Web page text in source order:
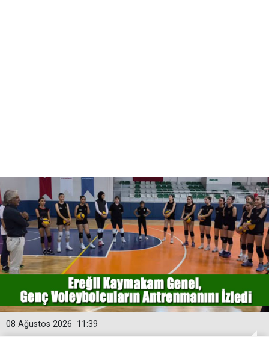
11:39
08 Ağustos 2026